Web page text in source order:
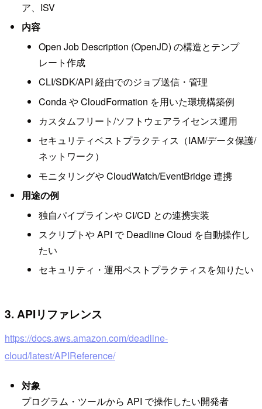
ア、ISV
内容
Open Job Description (OpenJD) の構造とテンプ
レート作成
CLI/SDK/API 経由でのジョブ送信・管理
Conda や CloudFormation を用いた環境構築例
カスタムフリート/ソフトウェアライセンス運用
セキュリティベストプラクティス（IAM/データ保護/
ネットワーク）
モニタリングや CloudWatch/EventBridge 連携
用途の例
独自パイプラインや CI/CD との連携実装
スクリプトや API で Deadline Cloud を自動操作し
たい
セキュリティ・運用ベストプラクティスを知りたい
3. APIリファレンス
https://docs.aws.amazon.com/deadline-
cloud/latest/APIReference/
対象
プログラム・ツールから API で操作したい開発者